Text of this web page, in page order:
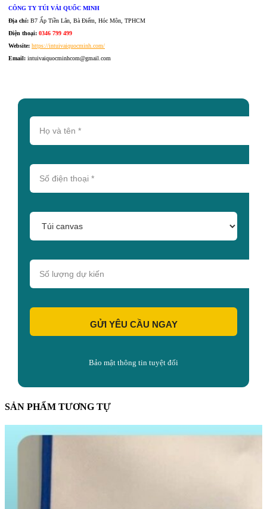
CÔNG TY TÚI VẢI QUỐC MINH
Địa chỉ: B7 Ấp Tiền Lân, Bà Điểm, Hóc Môn, TPHCM
Điện thoại: 0346 799 499
Website: https://intuivaiquocminh.com/
Email: intuivaiquocminhcom@gmail.com
GỬI YÊU CẦU NGAY
Bảo mật thông tin tuyệt đối
SẢN PHẨM TƯƠNG TỰ